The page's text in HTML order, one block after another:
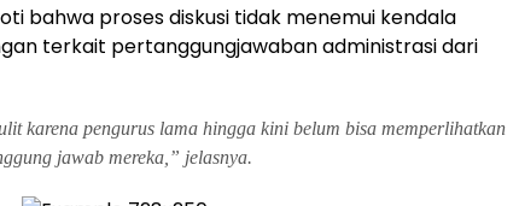
bahwa proses diskusi tidak menemui kendala
terkait pertanggungjawaban administrasi dari
karena pengurus lama hingga kini belum bisa memperlihatkan
jawab mereka,” jelasnya.